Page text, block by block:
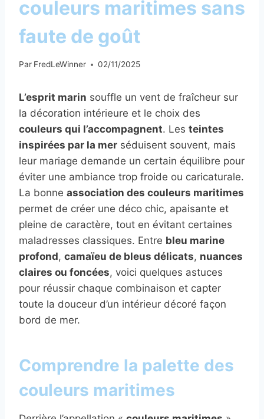
couleurs maritimes sans
faute de goût
Par FredLeWinner 02/11/2025
L’esprit marin souffle un vent de fraîcheur sur
la décoration intérieure et le choix des
couleurs qui l’accompagnent. Les teintes
inspirées par la mer séduisent souvent, mais
leur mariage demande un certain équilibre pour
éviter une ambiance trop froide ou caricaturale.
La bonne association des couleurs maritimes
permet de créer une déco chic, apaisante et
pleine de caractère, tout en évitant certaines
maladresses classiques. Entre bleu marine
profond, camaïeu de bleus délicats, nuances
claires ou foncées, voici quelques astuces
pour réussir chaque combinaison et capter
toute la douceur d’un intérieur décoré façon
bord de mer.
Comprendre la palette des
couleurs maritimes